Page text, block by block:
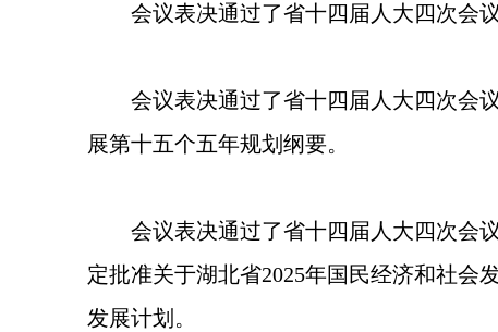
会议表决通过了省十四届人大四次会
会议表决通过了省十四届人大四次会
展第十五个五年规划纲要。
会议表决通过了省十四届人大四次会
定批准关于湖北省2025年国民经济和社会
发展计划。